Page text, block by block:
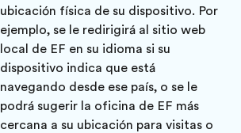
ubicación física de su dispositivo. Por
ejemplo, se le redirigirá al sitio web
local de EF en su idioma si su
dispositivo indica que está
navegando desde ese país, o se le
podrá sugerir la oficina de EF más
cercana a su ubicación para visitas o